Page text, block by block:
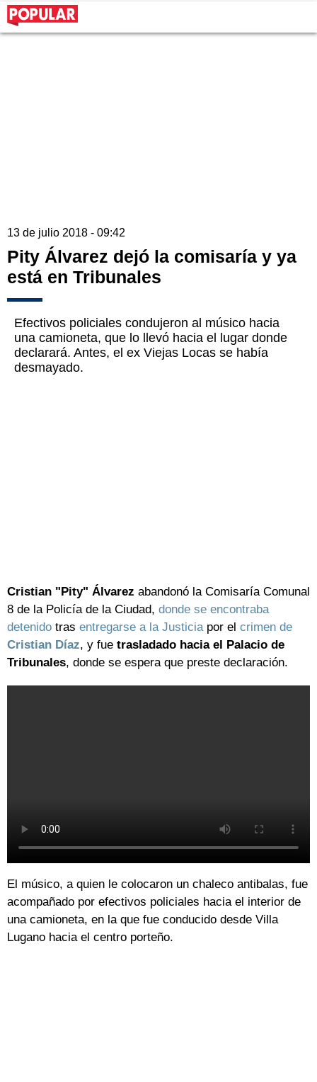
13 de julio 2018 - 09:42
Pity Álvarez dejó la comisaría y ya
está en Tribunales
Efectivos policiales condujeron al músico hacia
una camioneta, que lo llevó hacia el lugar donde
declarará. Antes, el ex Viejas Locas se había
desmayado.
Cristian "Pity" Álvarez abandonó la Comisaría Comunal
8 de la Policía de la Ciudad, donde se encontraba
detenido tras entregarse a la Justicia por el crimen de
Cristian Díaz, y fue trasladado hacia el Palacio de
Tribunales, donde se espera que preste declaración.
El músico, a quien le colocaron un chaleco antibalas, fue
acompañado por efectivos policiales hacia el interior de
una camioneta, en la que fue conducido desde Villa
Lugano hacia el centro porteño.